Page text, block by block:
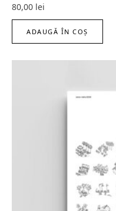
80,00 lei
ADAUGĂ ÎN COȘ